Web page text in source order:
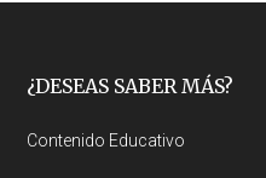
Footer
¿DESEAS SABER MÁS?
Contenido Educativo